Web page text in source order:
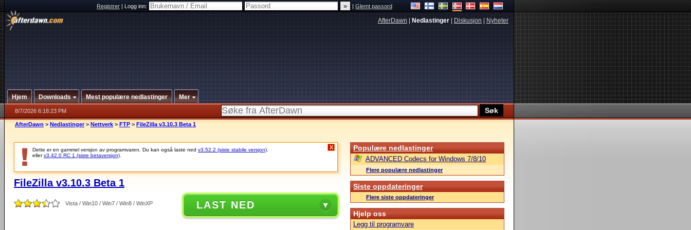
Registrer|Logg inn: |Glemt passord
AfterDawn Nedlastinger Diskusjon Nyheter
Hjem Downloads Mest populære nedlastinger Mer
8/7/2026 6:18:23 PM
AfterDawn > Nedlastinger > Nettverk > FTP > FileZilla v3.10.3 Beta 1
Dette er en gammel versjon av programvaren. Du kan også laste ned v3.52.2 (siste stabile versjon)
ellerv3.42.0 RC 1 (siste betaversjon)
X
FileZilla v3.10.3 Beta 1
Vista / Win10 / Win7 / Win8 / WinXP LAST NED
Populære nedlastinger
ADVANCED Codecs for Windows 7/8/10
Flere populære nedlastinger
Siste oppdateringer
Flere siste oppdateringer
Hjelp oss
Legg til programvare